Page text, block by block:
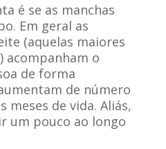
é se as manchas
Em geral as
(aquelas maiores
acompanham o
de forma
de número
meses de vida. Aliás,
um pouco ao longo